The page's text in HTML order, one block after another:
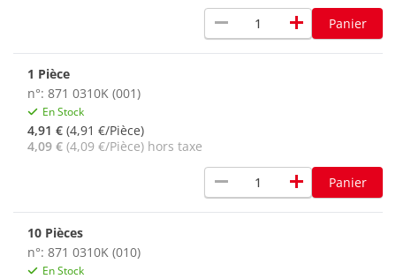
remove add Panier
1 Pièce
n°: 871 0310K (001)
En Stock
4,91 € (4,91 €/Pièce)
4,09 € (4,09 €/Pièce) hors taxe
remove add Panier
10 Pièces
n°: 871 0310K (010)
En Stock